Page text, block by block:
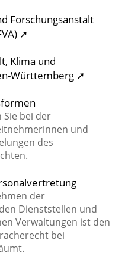
Forschungsanstalt
➚
Klima und
Württemberg ➚
Sie bei der
und
des
der
Dienststellen und
Verwaltungen ist den
bei